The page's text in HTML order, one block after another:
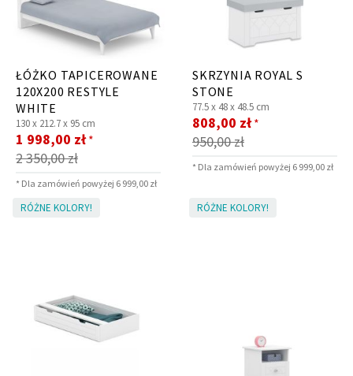
ŁÓŻKO TAPICEROWANE
120X200 RESTYLE
WHITE
130 x 212.7 x 95 cm
2 350,00 zł
Cena
promocyjna
1 998,00 zł *
* Dla zamówień powyżej 6 999,00 zł
SKRZYNIA ROYAL S
STONE
77.5 x 48 x 48.5 cm
950,00 zł
Cena
promocyjna
808,00 zł *
* Dla zamówień powyżej 6 999,00 zł
RÓŻNE KOLORY! RÓŻNE KOLORY!